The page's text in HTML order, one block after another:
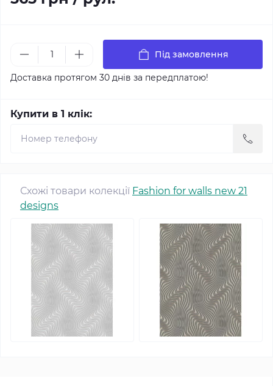
Під замовлення
Доставка протягом 30 днів за передплатою!
Купити в 1 клік:
Схожі товари колекції Fashion for walls new 21
designs